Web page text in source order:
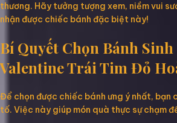
thương. Hãy tưởng tượng xem, niềm vui
nhận được chiếc bánh đặc biệt này!
Bí Quyết Chọn Bánh
Valentine Trái Tim Đỏ
Để chọn được chiếc bánh ưng ý nhất, bạn
tố. Việc này giúp món quà thực sự chạm